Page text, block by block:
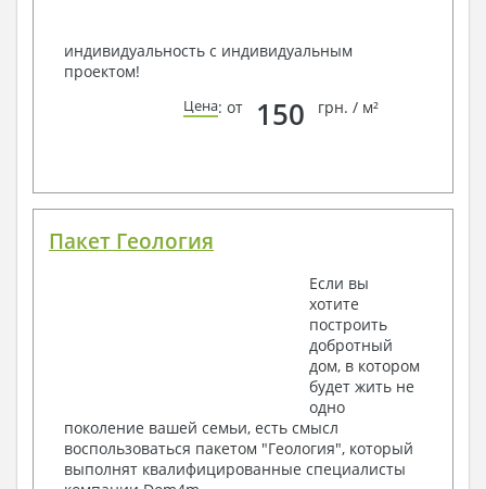
индивидуальность с индивидуальным
проектом!
Цена: от 150 грн. / м²
Пакет Геология
Если вы
хотите
построить
добротный
дом, в котором
будет жить не
одно
поколение вашей семьи, есть смысл
воспользоваться пакетом "Геология", который
выполнят квалифицированные специалисты